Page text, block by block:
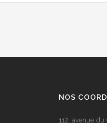
NOS
112, avenue